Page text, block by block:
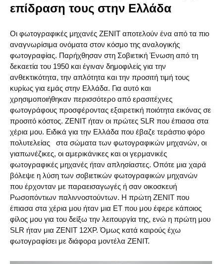
επίδραση τους στην Ελλάδα
Οι φωτογραφικές μηχανές ZENIT αποτελούν ένα από τα πιο
αναγνωρίσιμα ονόματα στον κόσμο της αναλογικής
φωτογραφίας. Παρήχθησαν στη Σοβιετική Ένωση από τη
δεκαετία του 1950 και έγιναν δημοφιλείς για την
ανθεκτικότητα, την απλότητα και την προσιτή τιμή τους
κυρίως για εμάς στην Ελλάδα. Για αυτό και
χρησιμοποιήθηκαν περισσότερο από ερασιτέχνες
φωτογράφους προσφέροντας εξαιρετική ποιότητα εικόνας σε
προσιτό κόστος. ZENIT ήταν οι πρώτες SLR που έπιασα στα
χέρια μου. Ειδικά για την Ελλάδα που έβαζε τεράστιο φόρο
πολυτελείας στα σώματα των φωτογραφικών μηχανών, οι
γιαπωνέζικες, οι αμερικάνικες και οι γερμανικές
φωτογραφικές μηχανές ήταν απλησίαστες. Οπότε μια χαρά
βόλεψε η λύση των σοβιετικών φωτογραφικών μηχανών
που έρχονταν με παραεισαγωγές ή σαν οικοσκευή
Pωσοπόντιων παλιννοστούντων. Η πρώτη ZENIT που
έπιασα στα χέρια μου ήταν μια ET που μου έφερε κάποιος
φίλος μου για του δείξω την λειτουργία της, ενώ η πρώτη μου
SLR ήταν μια ZENIT 12XP. Όμως κατά καιρούς έχω
φωτογραφίσει με διάφορα μοντέλα ΖΕΝΙΤ.